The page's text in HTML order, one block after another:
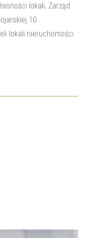
lokali, Zarząd
10
lokali nieruchomości